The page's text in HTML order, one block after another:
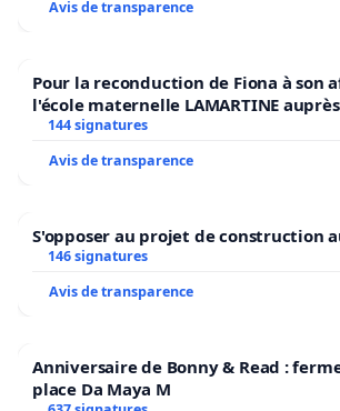
Avis de transparence
Pour la reconduction de Fiona à son
l'école maternelle LAMARTINE
2026/2027
144 signatures
Avis de transparence
S'opposer au projet de construction
146 signatures
Avis de transparence
Anniversaire de Bonny & Read :
place Da Maya M